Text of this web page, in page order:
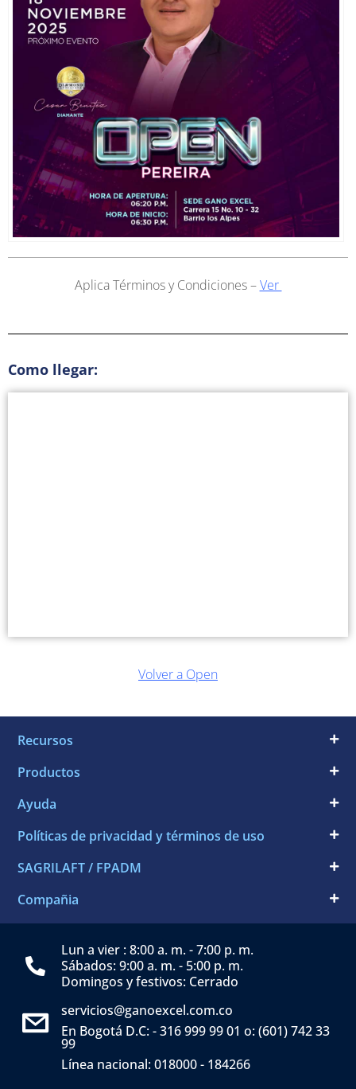
Aplica Términos y Condiciones –Ver
Como llegar:
Volver a Open
Recursos
Productos
Ayuda
Políticas de privacidad y términos de uso
SAGRILAFT / FPADM
Compañia
Lun a vier : 8:00 a. m. - 7:00 p. m.
Sábados: 9:00 a. m. - 5:00 p. m.
Domingos y festivos: Cerrado
servicios@ganoexcel.com.co
En Bogotá D.C: - 316 999 99 01 o: (601) 742 33
99
Línea nacional: 018000 - 184266